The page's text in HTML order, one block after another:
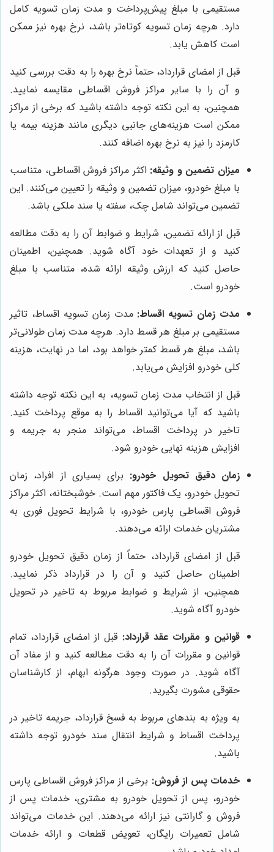
مستقیمی با مبلغ پیش‌پرداخت و مدت زمان تسویه کامل
دارد. هرچه زمان تسویه کوتاه‌تر باشد، نرخ بهره نیز ممکن
است کاهش یابد.
قبل از امضای قرارداد، حتماً نرخ بهره را به دقت بررسی کنید
و آن را با سایر مراکز فروش اقساطی مقایسه نمایید.
همچنین، به این نکته توجه داشته باشید که برخی از مراکز
ممکن است هزینه‌های جانبی دیگری مانند هزینه بیمه یا
کارمزد را نیز به نرخ بهره اضافه کنند.
میزان تضمین و وثیقه: اکثر مراکز فروش اقساطی، متناسب
با مبلغ خودرو، میزان تضمین و وثیقه را تعیین می‌کنند. این
تضمین می‌تواند شامل چک، سفته یا سند ملکی باشد.
قبل از ارائه تضمین، شرایط و ضوابط آن را به دقت مطالعه
کنید و از تعهدات خود آگاه شوید. همچنین، اطمینان
حاصل کنید که ارزش وثیقه ارائه شده، متناسب با مبلغ
خودرو است.
مدت زمان تسویه اقساط: مدت زمان تسویه اقساط، تاثیر
مستقیمی بر مبلغ هر قسط دارد. هرچه مدت زمان طولانی‌تر
باشد، مبلغ هر قسط کمتر خواهد بود، اما در نهایت، هزینه
کلی خودرو افزایش می‌یابد.
قبل از انتخاب مدت زمان تسویه، به این نکته توجه داشته
باشید که آیا می‌توانید اقساط را به موقع پرداخت کنید.
تاخیر در پرداخت اقساط، می‌تواند منجر به جریمه و
افزایش هزینه نهایی خودرو شود.
زمان دقیق تحویل خودرو: برای بسیاری از افراد، زمان
تحویل خودرو، یک فاکتور مهم است. خوشبختانه، اکثر مراکز
فروش اقساطی پارس خودرو، با شرایط تحویل فوری به
مشتریان خدمات ارائه می‌دهند.
قبل از امضای قرارداد، حتماً از زمان دقیق تحویل خودرو
اطمینان حاصل کنید و آن را در قرارداد ذکر نمایید.
همچنین، از شرایط و ضوابط مربوط به تاخیر در تحویل
خودرو آگاه شوید.
قوانین و مقررات عقد قرارداد: قبل از امضای قرارداد، تمام
قوانین و مقررات آن را به دقت مطالعه کنید و از مفاد آن
آگاه شوید. در صورت وجود هرگونه ابهام، از کارشناسان
حقوقی مشورت بگیرید.
به ویژه به بندهای مربوط به فسخ قرارداد، جریمه تاخیر در
پرداخت اقساط و شرایط انتقال سند خودرو توجه داشته
باشید.
خدمات پس از فروش: برخی از مراکز فروش اقساطی پارس
خودرو، پس از تحویل خودرو به مشتری، خدمات پس از
فروش و گارانتی نیز ارائه می‌دهند. این خدمات می‌تواند
شامل تعمیرات رایگان، تعویض قطعات و ارائه خدمات